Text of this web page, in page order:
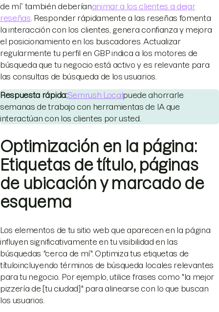
de mí” también deberíananimar a los clientes a dejar
reseñas . Responder rápidamente a las reseñas fomenta
la interacción con los clientes, genera confianza y mejora
el posicionamiento en los buscadores. Actualizar
regularmente tu perfil en GBP indica a los motores de
búsqueda que tu negocio está activo y es relevante para
las consultas de búsqueda de los usuarios.
Respuesta rápida:Semrush Localpuede ahorrarle
semanas de trabajo con herramientas de IA que
interactúan con los clientes por usted.
Optimización en la página:
Etiquetas de título, páginas
de ubicación y marcado de
esquema
Los elementos de tu sitio web que aparecen en la página
influyen significativamente en tu visibilidad en las
búsquedas "cerca de mí". Optimiza tus etiquetas de
títuloincluyendo términos de búsqueda locales relevantes
para tu negocio. Por ejemplo, utilice frases como "la mejor
pizzería de [tu ciudad]" para alinearse con lo que buscan
los usuarios.